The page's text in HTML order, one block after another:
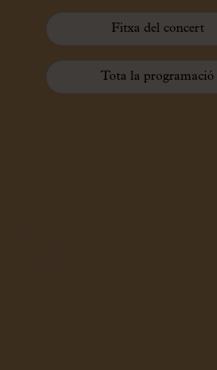
Fitxa del concert
Tota la programació